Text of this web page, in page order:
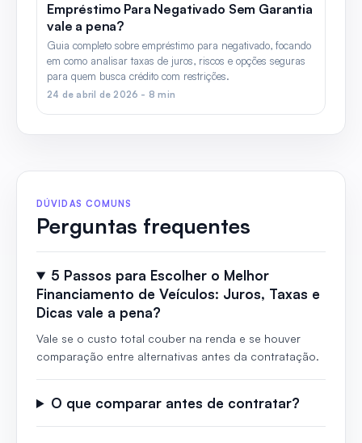
Empréstimo Para Negativado Sem Garantia
vale a pena?
Guia completo sobre empréstimo para negativado, focando
em como analisar taxas de juros, riscos e opções seguras
para quem busca crédito com restrições.
24 de abril de 2026 - 8 min
DÚVIDAS COMUNS
Perguntas frequentes
5 Passos para Escolher o Melhor
Financiamento de Veículos: Juros, Taxas e
Dicas vale a pena?
Vale se o custo total couber na renda e se houver
comparação entre alternativas antes da contratação.
O que comparar antes de contratar?